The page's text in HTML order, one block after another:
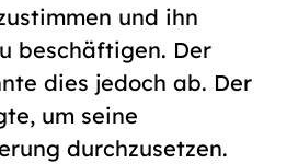
und ihn
beschäftigen. Der
dies jedoch ab. Der
um seine
durchzusetzen.